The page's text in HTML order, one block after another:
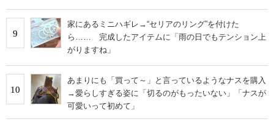
9
家にあるミニハギレ→“セリアのリング”を付けた
ら…… 完成したアイテムに「雨の日でもテンション上
がりますね」
10
あまりにも「買って～」と言っているようなナスを購入
→愛らしすぎる姿に「切るのがもったいない」「ナスが
可愛いって初めて」